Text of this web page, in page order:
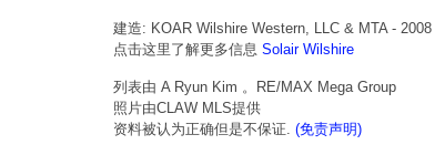
建造: KOAR Wilshire Western, LLC & MTA - 2008
点击这里了解更多信息 Solair Wilshire
列表由 A Ryun Kim 。RE/MAX Mega Group
照片由CLAW MLS提供
资料被认为正确但是不保证. (免责声明)